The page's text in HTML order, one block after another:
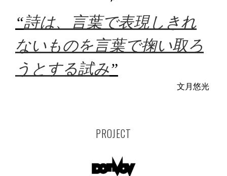
“詩は、言葉で表現しきれ
ないものを言葉で掬い取ろ
うとする試み”
文月悠光
PROJECT